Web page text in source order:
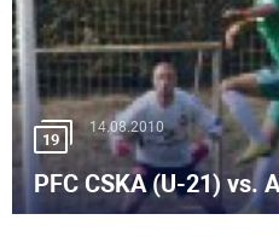
19
14.08.2010
PFC CSKA (U-21) vs.